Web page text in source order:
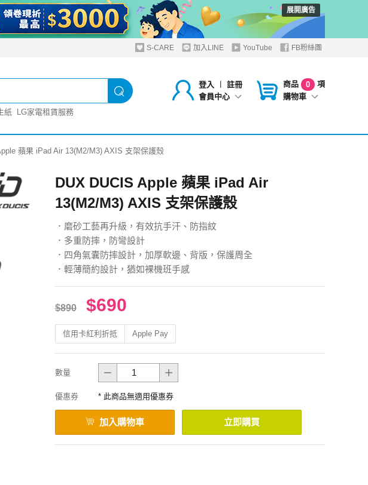
展開廣告
S-CARE 加入LINE YouTube FB粉絲團
登入 ︱
註冊
會員中心
商品 0
項
購物車
紙 LG家電租賃服務
蘋果 iPad Air 13(M2/M3) AXIS 支架保護殼
DUX DUCIS Apple 蘋果 iPad Air
13(M2/M3) AXIS 支架保護殼
．磨砂工藝再升級，有效抗手汗、防指紋
．多重防摔，防彎設計
．四角氣囊防摔設計，加厚軟邊、背版，保護周全
．輕薄簡約設計，猶如裸機班手感
$890 $690
信用卡紅利折抵 Apple Pay
數量
優惠券 * 此商品無適用優惠券
加入購物車 立即購買